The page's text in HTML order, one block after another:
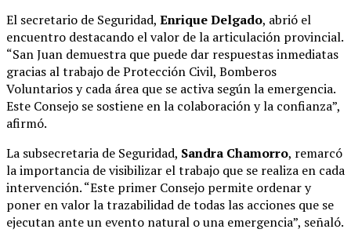
El secretario de Seguridad, Enrique Delgado, abrió el
encuentro destacando el valor de la articulación provincial.
“San Juan demuestra que puede dar respuestas inmediatas
gracias al trabajo de Protección Civil, Bomberos
Voluntarios y cada área que se activa según la emergencia.
Este Consejo se sostiene en la colaboración y la confianza”,
afirmó.
La subsecretaria de Seguridad, Sandra Chamorro, remarcó
la importancia de visibilizar el trabajo que se realiza en cada
intervención. “Este primer Consejo permite ordenar y
poner en valor la trazabilidad de todas las acciones que se
ejecutan ante un evento natural o una emergencia”, señaló.